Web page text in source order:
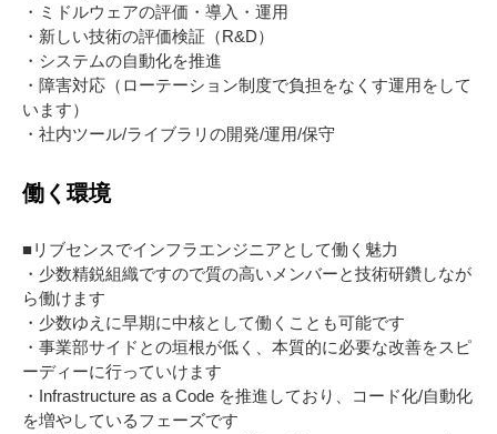
・ミドルウェアの評価・導入・運用
・新しい技術の評価検証（R&D）
・システムの自動化を推進
・障害対応（ローテーション制度で負担をなくす運用をして
います）
・社内ツール/ライブラリの開発/運用/保守
働く環境
■リブセンスでインフラエンジニアとして働く魅力
・少数精鋭組織ですので質の高いメンバーと技術研鑽しなが
ら働けます
・少数ゆえに早期に中核として働くことも可能です
・事業部サイドとの垣根が低く、本質的に必要な改善をスピ
ーディーに行っていけます
・Infrastructure as a Code を推進しており、コード化/自動化
を増やしているフェーズです